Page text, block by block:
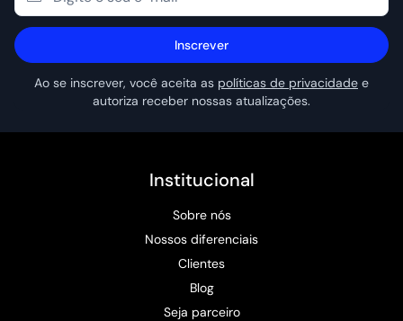
Inscrever
Ao se inscrever, você aceita as políticas de privacidade e
autoriza receber nossas atualizações.
Institucional
Sobre nós
Nossos diferenciais
Clientes
Blog
Seja parceiro